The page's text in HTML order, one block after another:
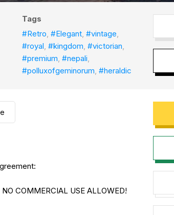
Tags
#Retro,#Elegant,#vintage,
#royal,#kingdom,#victorian,
#premium,#nepali,
#polluxofgeminorum,#heraldic
COMMERCIAL USE ALLOWED!